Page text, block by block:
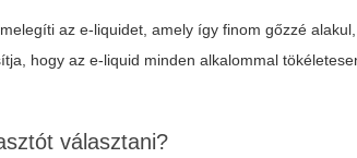
az e-liquidet, amely így finom gőzzé
hogy az e-liquid minden alkalommal
választani?